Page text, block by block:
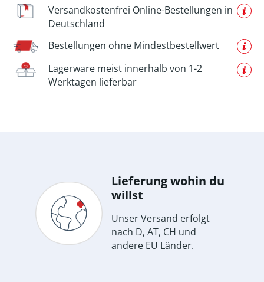
Versandkostenfrei Online-Bestellungen in
Deutschland
Bestellungen ohne Mindestbestellwert
Lagerware meist innerhalb von 1-2
Werktagen lieferbar
Lieferung wohin du
willst
Unser Versand erfolgt
nach D, AT, CH und
andere EU Länder.